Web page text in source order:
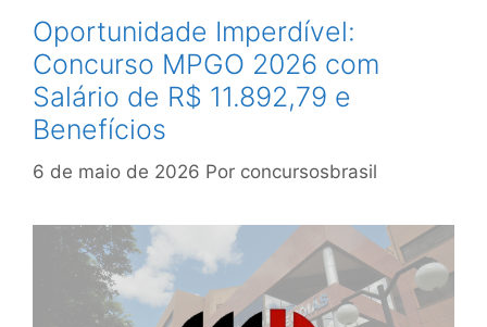
Oportunidade Imperdível:
Concurso MPGO 2026 com
Salário de R$ 11.892,79 e
Benefícios
6 de maio de 2026 Por concursosbrasil